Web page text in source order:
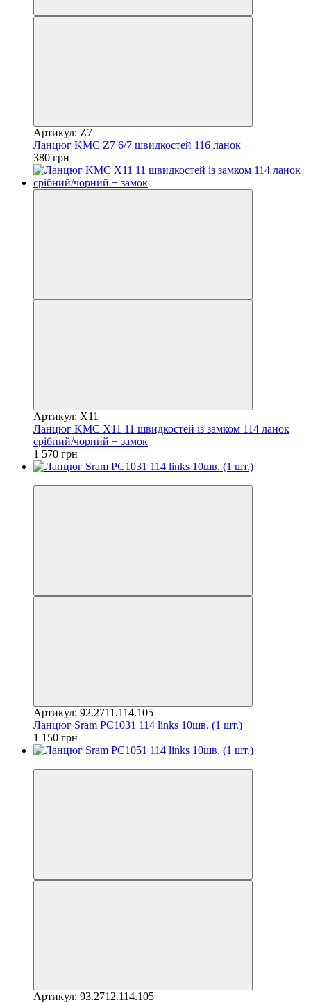
Артикул: Z7
Ланцюг KMC Z7 6/7 швидкостей 116 ланок
380 грн
Артикул: X11
Ланцюг KMC X11 11 швидкостей із замком 114 ланок
срібний/чорний + замок
1 570 грн
Артикул: 92.2711.114.105
Ланцюг Sram PC1031 114 links 10шв. (1 шт.)
1 150 грн
Артикул: 93.2712.114.105